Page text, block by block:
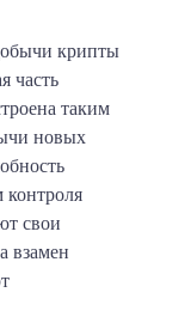
крипты
часть
таким
новых
контроля
свои
взамен